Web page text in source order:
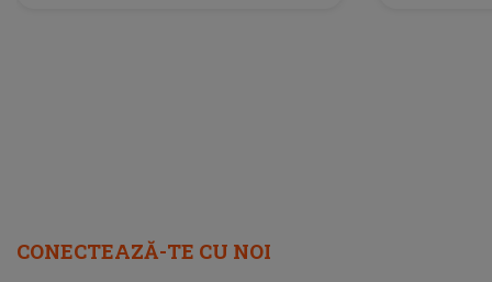
CONECTEAZĂ-TE CU NOI